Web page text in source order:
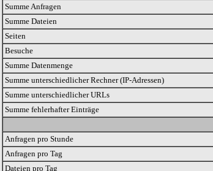
Summe Anfragen
Summe Dateien
Seiten
Besuche
Summe Datenmenge
Summe unterschiedlicher Rechner (IP-Adressen)
Summe unterschiedlicher URLs
Summe fehlerhafter Einträge
Anfragen pro Stunde
Anfragen pro Tag
Dateien pro Tag